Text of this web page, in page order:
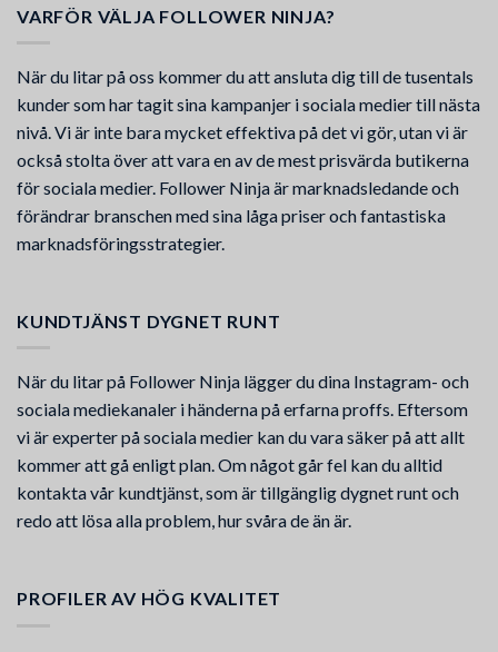
VARFÖR VÄLJA FOLLOWER NINJA?
När du litar på oss kommer du att ansluta dig till de tusentals
kunder som har tagit sina kampanjer i sociala medier till nästa
nivå. Vi är inte bara mycket effektiva på det vi gör, utan vi är
också stolta över att vara en av de mest prisvärda butikerna
för sociala medier. Follower Ninja är marknadsledande och
förändrar branschen med sina låga priser och fantastiska
marknadsföringsstrategier.
KUNDTJÄNST DYGNET RUNT
När du litar på Follower Ninja lägger du dina Instagram- och
sociala mediekanaler i händerna på erfarna proffs. Eftersom
vi är experter på sociala medier kan du vara säker på att allt
kommer att gå enligt plan. Om något går fel kan du alltid
kontakta vår kundtjänst, som är tillgänglig dygnet runt och
redo att lösa alla problem, hur svåra de än är.
PROFILER AV HÖG KVALITET